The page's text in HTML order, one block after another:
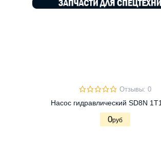
Отзывы: 0
Насос гидравлический SD8N
0руб